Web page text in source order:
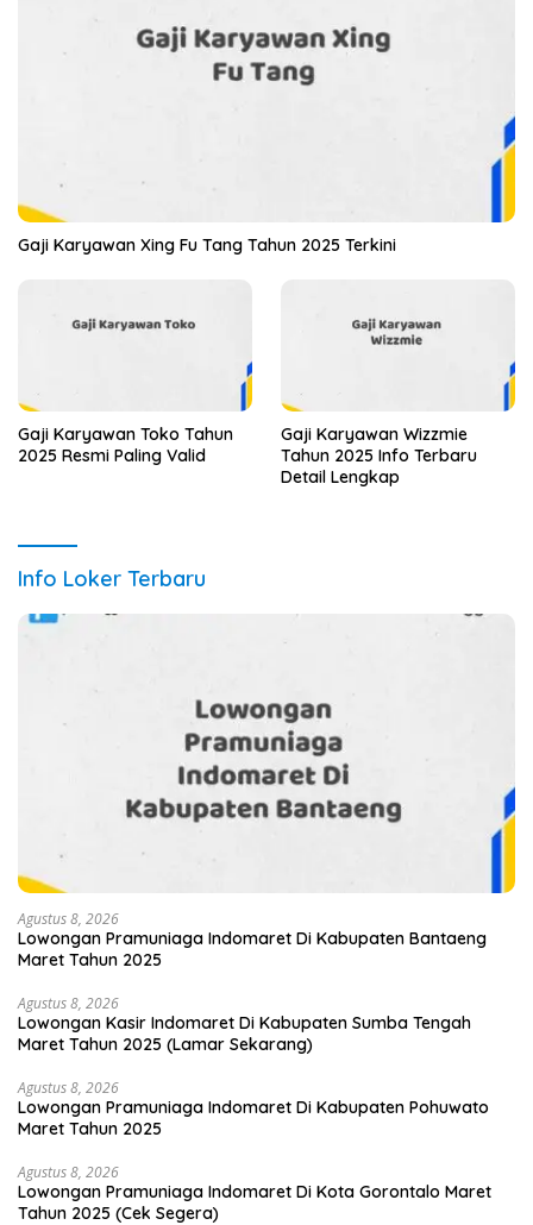
Gaji Karyawan Xing Fu Tang Tahun 2025 Terkini
Gaji Karyawan Toko Tahun
2025 Resmi Paling Valid
Gaji Karyawan Wizzmie
Tahun 2025 Info Terbaru
Detail Lengkap
Info Loker Terbaru
Agustus 8, 2026
Lowongan Pramuniaga Indomaret Di Kabupaten Bantaeng
Maret Tahun 2025
Agustus 8, 2026
Lowongan Kasir Indomaret Di Kabupaten Sumba Tengah
Maret Tahun 2025 (Lamar Sekarang)
Agustus 8, 2026
Lowongan Pramuniaga Indomaret Di Kabupaten Pohuwato
Maret Tahun 2025
Agustus 8, 2026
Lowongan Pramuniaga Indomaret Di Kota Gorontalo Maret
Tahun 2025 (Cek Segera)